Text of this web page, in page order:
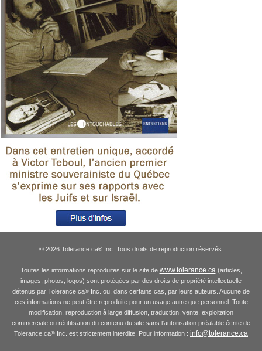
© 2026 Tolerance.ca®Inc. Tous droits de reproduction réservés.
Toutes les informations reproduites sur le site de www.tolerance.ca(articles,
images, photos, logos) sont protégées par des droits de propriété intellectuelle
détenus par Tolerance.ca® Inc. ou, dans certains cas, par leurs auteurs. Aucune de
ces informations ne peut être reproduite pour un usage autre que personnel. Toute
modification, reproduction à large diffusion, traduction, vente, exploitation
commerciale ou réutilisation du contenu du site sans l'autorisation préalable écrite de
Tolerance.ca® Inc. est strictement interdite. Pour information : info@tolerance.ca